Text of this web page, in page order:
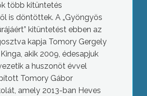
több kitüntetés
is döntöttek. A „Gyöngyös
kitüntetést ebben az
kapja Tomory Gergely
akik 2009, édesapjuk
a huszonöt évvel
Tomory Gábor
amely 2013-ban Heves